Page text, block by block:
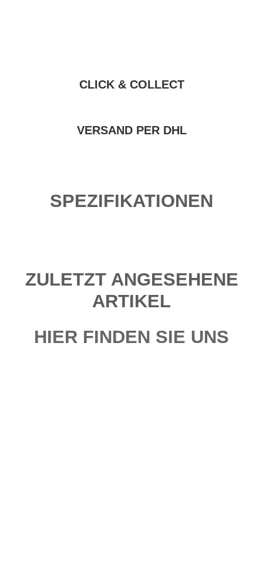
CLICK & COLLECT
VERSAND PER DHL
SPEZIFIKATIONEN
ZULETZT ANGESEHENE
ARTIKEL
HIER FINDEN SIE UNS